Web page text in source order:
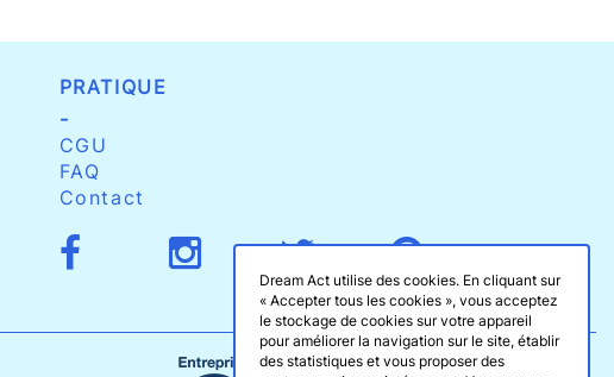
PRATIQUE
-
CGU
FAQ
Contact
Dream Act utilise des cookies. En cliquant sur
« Accepter tous les cookies », vous acceptez
le stockage de cookies sur votre appareil
pour améliorer la navigation sur le site, établir
des statistiques et vous proposer des